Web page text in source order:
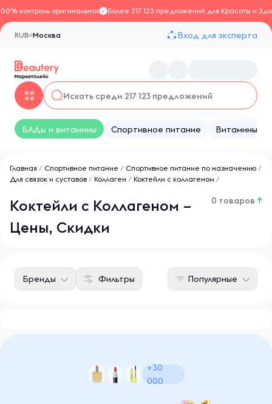
контроль оригинальностиБолее 217 123 предложений для Красоты и
Москва
RUB Вход для эксперта
БАДы и витамины Спортивное питание Витамины
Главная / Спортивное питание / Спортивное питание по назначению /
Для связок и суставов / Коллаген / Коктейли с коллагеном /
Коктейли с Коллагеном –
Цены, Скидки
0 товаров ↑
Фильтры
Бренды Популярные
+30
000